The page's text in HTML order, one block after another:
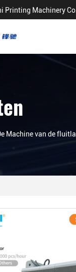
Printing Machinery
Machine van de